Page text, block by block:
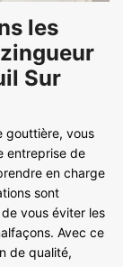
les
Sur
gouttière, vous
entreprise de
en charge
sont
vous éviter les
Avec ce
de qualité,